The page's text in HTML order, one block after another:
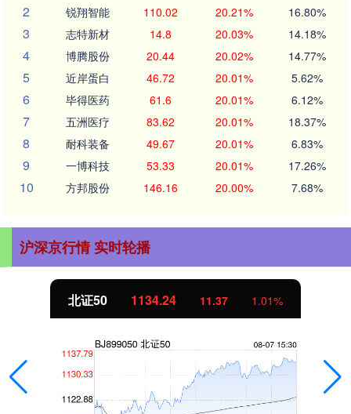
2 锐翔智能 110.02 20.21% 16.80%
3 志特新材 14.8 20.03% 14.18%
4 博腾股份 20.44 20.02% 14.77%
5 近岸蛋白 46.72 20.01% 5.62%
6 毕得医药 61.6 20.01% 6.12%
7 五洲医疗 83.62 20.01% 18.37%
8 耐科装备 49.67 20.01% 6.83%
9 一博科技 53.33 20.01% 17.26%
10 方邦股份 146.16 20.00% 7.68%
沪深京行情 实时轮播
北证50 1134.24 11.37 1.01%